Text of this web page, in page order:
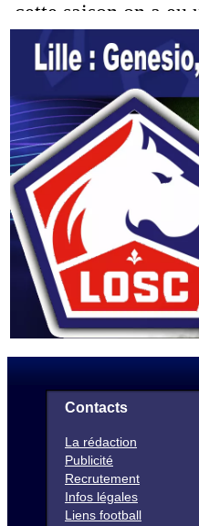
Contacts
La rédaction
Publicité
Recrutement
Infos légales
Liens football